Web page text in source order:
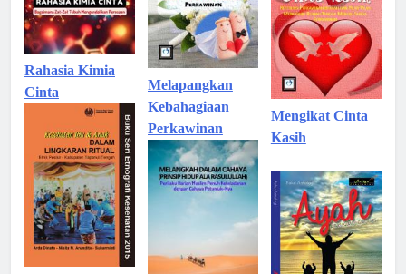
Rahasia Kimia
Cinta
Melapangkan
Kebahagiaan
Perkawinan
Mengikat Cinta
Kasih